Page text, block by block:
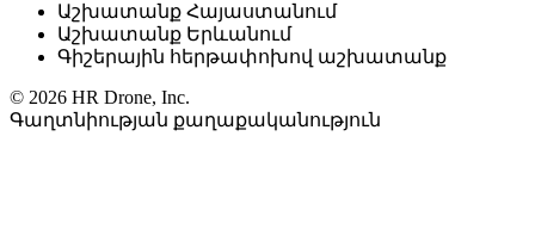
Աշխատանք Հայաստանում
Աշխատանք Երևանում
Գիշերային հերթափոխով աշխատանք
© 2026 HR Drone, Inc.
Գաղտնիության քաղաքականություն